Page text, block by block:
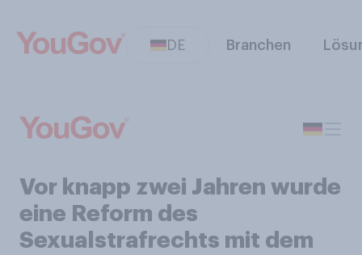
DE Branchen
Vor knapp zwei Jahren wurde
eine Reform des
Sexualstrafrechts mit dem